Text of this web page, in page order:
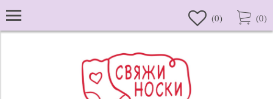
(0) (0)